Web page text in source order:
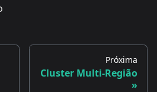
Próxima
Cluster Multi-Região